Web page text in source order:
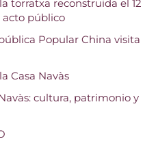
torratxa reconstruida el 12
público
Popular China visita
Casa Navàs
cultura, patrimonio y